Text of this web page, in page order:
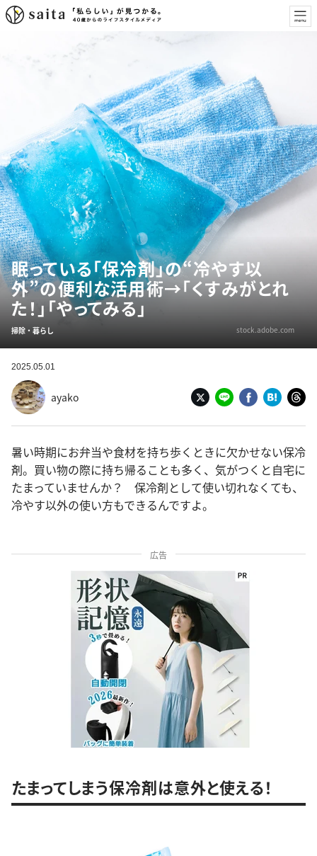
眠っている「保冷剤」の“冷やす以
外”の便利な活用術→「くすみがとれ
た！」「やってみる」
掃除・暮らし stock.adobe.com
2025.05.01
ayako
暑い時期にお弁当や食材を持ち歩くときに欠かせない保冷
剤。買い物の際に持ち帰ることも多く、気がつくと自宅に
たまっていませんか？ 保冷剤として使い切れなくても、
冷やす以外の使い方もできるんですよ。
広告
たまってしまう保冷剤は意外と使える！